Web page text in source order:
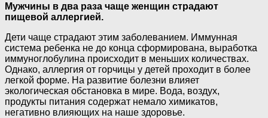
Мужчины в два раза чаще женщин страдают
пищевой аллергией.
Дети чаще страдают этим заболеванием. Иммунная
система ребенка не до конца сформирована, выработка
иммуноглобулина происходит в меньших количествах.
Однако, аллергия от горчицы у детей проходит в более
легкой форме. На развитие болезни влияет
экологическая обстановка в мире. Вода, воздух,
продукты питания содержат немало химикатов,
негативно влияющих на наше здоровье.